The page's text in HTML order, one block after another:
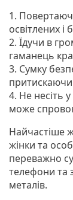
1.
освітлених і
2. Їдучи в
гаманець
3. Сумку
притискаючи
4. Не несіть
може
Найчастіше
жінки та
переважно
телефони та
металів.